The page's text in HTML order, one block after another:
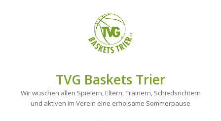
TVG Baskets Trier
Wir wüschen allen Spielern, Eltern, Trainern, Schiedsrichtern
und aktiven im Verein eine erholsame Sommerpause